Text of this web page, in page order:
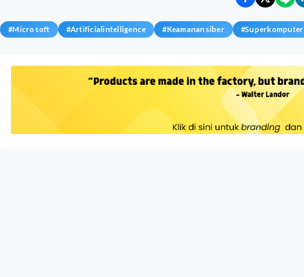
#Microsoft #Artificialintelligence #Keamanansiber #Superkomputer